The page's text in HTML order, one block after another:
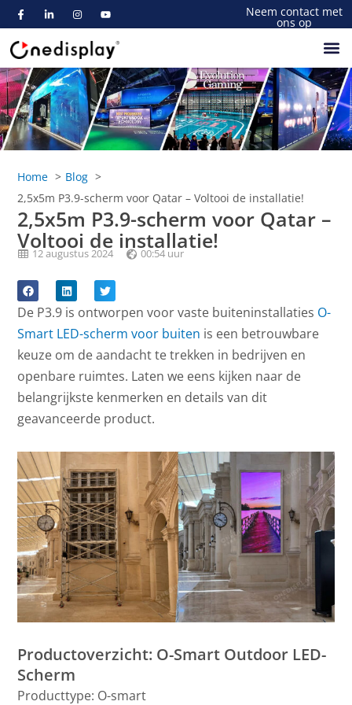
Neem contact met
ons op
Home
Blog
2,5x5m P3.9-scherm voor Qatar – Voltooi de installatie!
2,5x5m P3.9-scherm voor Qatar –
Voltooi de installatie!
12 augustus 2024 00:54 uur
De P3.9 is ontworpen voor vaste buiteninstallaties O-
Smart LED-scherm voor buiten is een betrouwbare
keuze om de aandacht te trekken in bedrijven en
openbare ruimtes. Laten we eens kijken naar de
belangrijkste kenmerken en details van dit
geavanceerde product.
Productoverzicht: O-Smart Outdoor LED-
Scherm
Producttype: O-smart